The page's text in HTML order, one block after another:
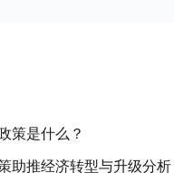
策是什么？
助推经济转型与升级分析